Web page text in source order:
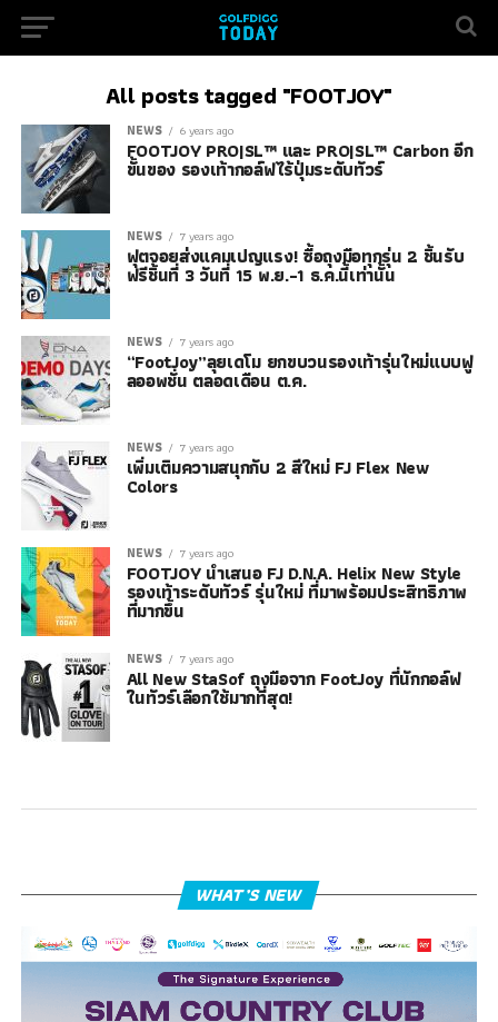
All posts tagged "FOOTJOY"
NEWS 6 years ago
FOOTJOY PRO|SL™ และ PRO|SL™ Carbon อีก
ขั้นของ รองเท้ากอล์ฟไร้ปุ่มระดับทัวร์
NEWS 7 years ago
ฟุตจอยส่งแคมเปญแรง! ซื้อถุงมือทุกรุ่น 2 ชิ้นรับ
ฟรีชิ้นที่ 3 วันที่ 15 พ.ย.-1 ธ.ค.นี้เท่านั้น
NEWS 7 years ago
“FootJoy”ลุยเดโม ยกขบวนรองเท้ารุ่นใหม่แบบฟู
ลออพชั่น ตลอดเดือน ต.ค.
NEWS 7 years ago
เพิ่มเติมความสนุกกับ 2 สีใหม่ FJ Flex New
Colors
NEWS 7 years ago
FOOTJOY นำเสนอ FJ D.N.A. Helix New Style
รองเท้าระดับทัวร์ รุ่นใหม่ ที่มาพร้อมประสิทธิภาพ
ที่มากขึ้น
NEWS 7 years ago
All New StaSof ถุงมือจาก FootJoy ที่นักกอล์ฟ
ในทัวร์เลือกใช้มากที่สุด!
WHAT’S NEW